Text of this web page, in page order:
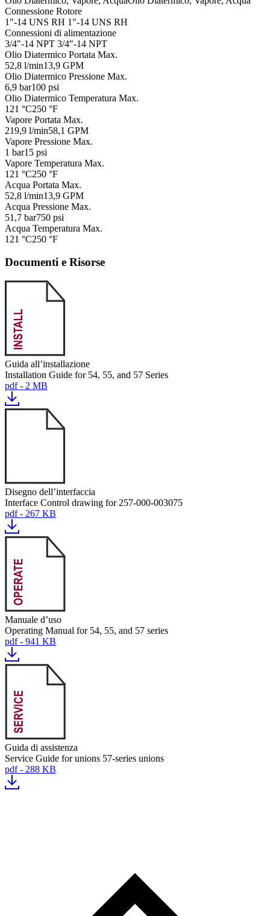
Connessione Rotore
1"-14 UNS RH 1"-14 UNS RH
Connessioni di alimentazione
3/4"-14 NPT 3/4"-14 NPT
Olio Diatermico Portata Max.
52,8 l/min13,9 GPM
Olio Diatermico Pressione Max.
6,9 bar100 psi
Olio Diatermico Temperatura Max.
121 °C250 °F
Vapore Portata Max.
219,9 l/min58,1 GPM
Vapore Pressione Max.
1 bar15 psi
Vapore Temperatura Max.
121 °C250 °F
Acqua Portata Max.
52,8 l/min13,9 GPM
Acqua Pressione Max.
51,7 bar750 psi
Acqua Temperatura Max.
121 °C250 °F
Documenti e Risorse
Guida all’installazione
Installation Guide for 54, 55, and 57 Series
pdf - 2 MB
Disegno dell’interfaccia
Interface Control drawing for 257-000-003075
pdf - 267 KB
Manuale d’uso
Operating Manual for 54, 55, and 57 series
pdf - 941 KB
Guida di assistenza
Service Guide for unions 57-series unions
pdf - 288 KB